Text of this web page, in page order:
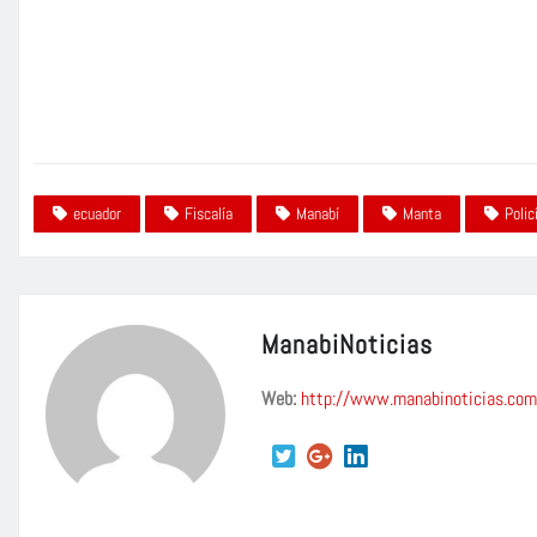
ecuador Fiscalía Manabí Manta
ManabiNoticias
Web: http://www.manabinoticias.com